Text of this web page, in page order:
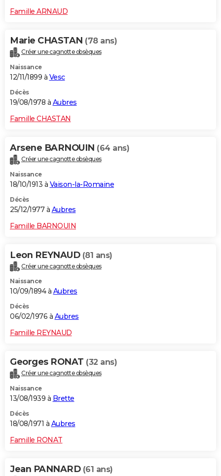
Famille ARNAUD
Marie CHASTAN (78 ans)
Créer une cagnotte obsèques
Naissance
12/11/1899 à Vesc
Décès
19/08/1978 à Aubres
Famille CHASTAN
Arsene BARNOUIN (64 ans)
Créer une cagnotte obsèques
Naissance
18/10/1913 à Vaison-la-Romaine
Décès
25/12/1977 à Aubres
Famille BARNOUIN
Leon REYNAUD (81 ans)
Créer une cagnotte obsèques
Naissance
10/09/1894 à Aubres
Décès
06/02/1976 à Aubres
Famille REYNAUD
Georges RONAT (32 ans)
Créer une cagnotte obsèques
Naissance
13/08/1939 à Brette
Décès
18/08/1971 à Aubres
Famille RONAT
Jean PANNARD (61 ans)